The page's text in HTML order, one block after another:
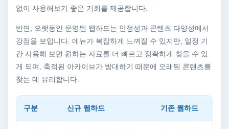
없이 사용해보기 좋은 기회를 제공합니다.
반면, 오랫동안 운영된 웹하드는 안정성과 콘텐츠 다양성에서
강점을 보입니다. 메뉴가 복잡하게 느껴질 수 있지만, 일정 기
간 사용해 보면 원하는 자료를 더 빠르고 정확하게 찾을 수 있
게 되며, 축적된 아카이브가 방대하기 때문에 오래된 콘텐츠를
찾는 데 유리합니다.
구분 신규 웹하드 기존 웹하드